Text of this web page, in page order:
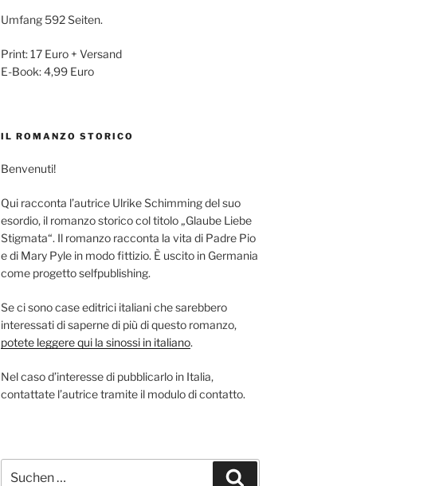
Umfang 592 Seiten.
Print: 17 Euro + Versand
E-Book: 4,99 Euro
IL ROMANZO STORICO
Benvenuti!
Qui racconta l’autrice Ulrike Schimming del suo
esordio, il romanzo storico col titolo „Glaube Liebe
Stigmata“. Il romanzo racconta la vita di Padre Pio
e di Mary Pyle in modo fittizio. È uscito in Germania
come progetto selfpublishing.
Se ci sono case editrici italiani che sarebbero
interessati di saperne di più di questo romanzo,
potete leggere qui la sinossi in italiano.
Nel caso d’interesse di pubblicarlo in Italia,
contattate l’autrice tramite il modulo di contatto.